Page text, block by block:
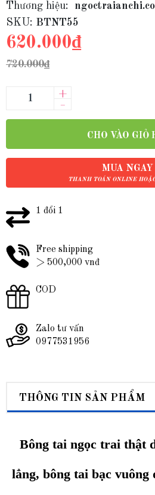
Thương hiệu:
SKU: BTNT55
620.000₫
720.000₫
–
+
CHO VÀO GIỎ
MUA NGAY
THANH TOÁN ONLINE
1 đổi 1
Free shipping
> 500,000 vnđ
COD
Zalo tư vấn
0977531956
THÔNG TIN SẢN PHẨM
Bông tai ngọc trai thật
lẳng, bông tai bạc